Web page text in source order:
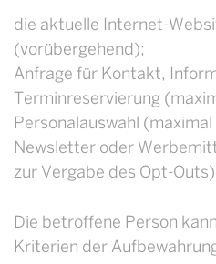
die aktuelle Internet-
(vorübergehend);
Anfrage für Kontakt,
Terminreservierung
Personalauswahl
Newsletter oder
zur Vergabe des Opt-
Die betroffene Person
Kriterien der